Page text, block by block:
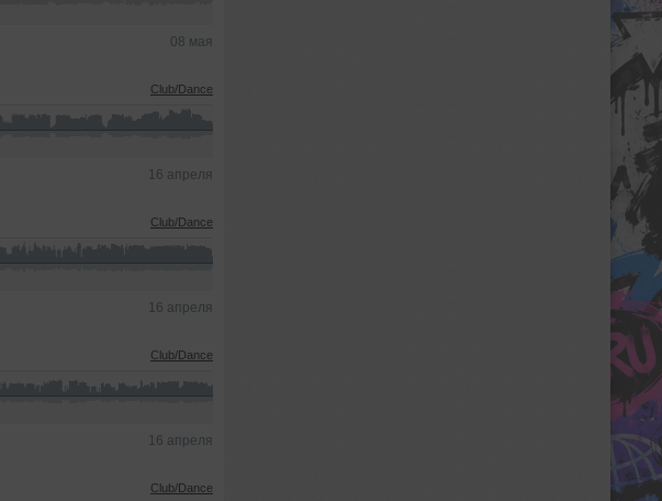
08 мая
Club/Dance
16 апреля
Club/Dance
16 апреля
Club/Dance
16 апреля
Club/Dance